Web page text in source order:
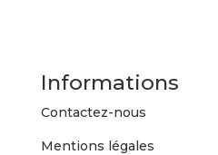
Informations
Contactez-nous
Mentions légales